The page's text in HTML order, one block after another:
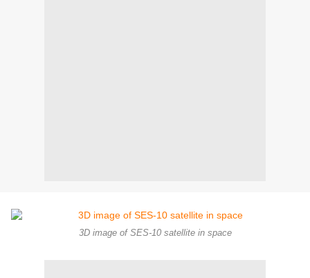
3D image of SES-10 satellite in space